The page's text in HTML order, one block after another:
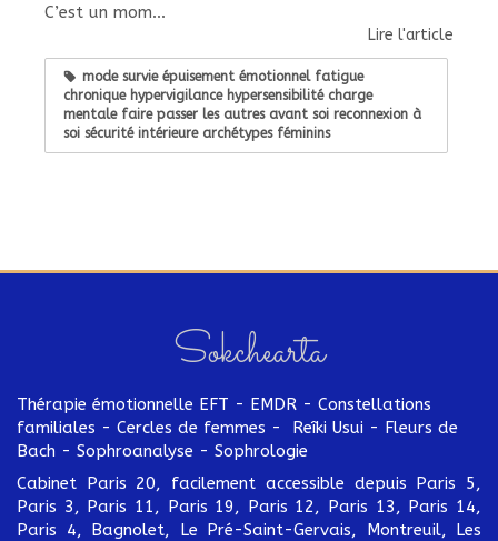
C’est un mom...
Lire l'article
mode survie épuisement émotionnel fatigue
chronique hypervigilance hypersensibilité charge
mentale faire passer les autres avant soi reconnexion à
soi sécurité intérieure archétypes féminins
Sokchearta
Thérapie émotionnelle EFT - EMDR - Constellations
familiales - Cercles de femmes - Reîki Usui - Fleurs de
Bach - Sophroanalyse - Sophrologie
Cabinet Paris 20, facilement accessible depuis Paris 5,
Paris 3, Paris 11, Paris 19, Paris 12, Paris 13, Paris 14,
Paris 4, Bagnolet, Le Pré-Saint-Gervais, Montreuil, Les